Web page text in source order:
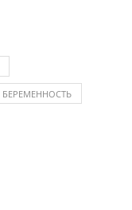
БЕРЕМЕННОСТЬ